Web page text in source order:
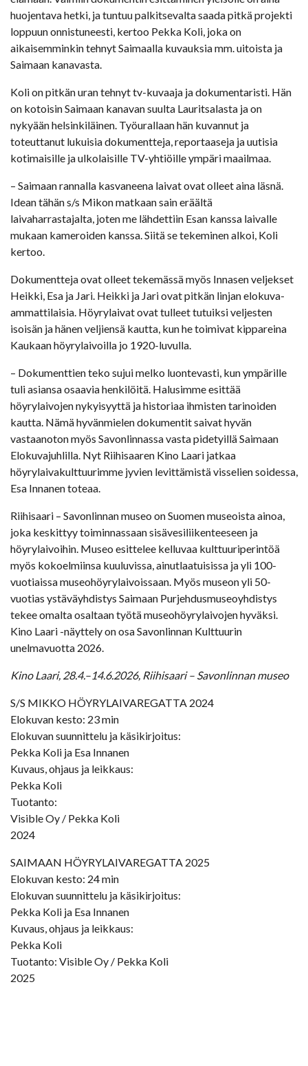
huojentava hetki, ja tuntuu palkitsevalta saada pitkä projekti
loppuun onnistuneesti, kertoo Pekka Koli, joka on
aikaisemminkin tehnyt Saimaalla kuvauksia mm. uitoista ja
Saimaan kanavasta.
Koli on pitkän uran tehnyt tv-kuvaaja ja dokumentaristi. Hän
on kotoisin Saimaan kanavan suulta Lauritsalasta ja on
nykyään helsinkiläinen. Työurallaan hän kuvannut ja
toteuttanut lukuisia dokumentteja, reportaaseja ja uutisia
kotimaisille ja ulkolaisille TV-yhtiöille ympäri maailmaa.
– Saimaan rannalla kasvaneena laivat ovat olleet aina läsnä.
Idean tähän s/s Mikon matkaan sain eräältä
laivaharrastajalta, joten me lähdettiin Esan kanssa laivalle
mukaan kameroiden kanssa. Siitä se tekeminen alkoi, Koli
kertoo.
Dokumentteja ovat olleet tekemässä myös Innasen veljekset
Heikki, Esa ja Jari. Heikki ja Jari ovat pitkän linjan elokuva-
ammattilaisia. Höyrylaivat ovat tulleet tutuiksi veljesten
isoisän ja hänen veljiensä kautta, kun he toimivat kippareina
Kaukaan höyrylaivoilla jo 1920-luvulla.
– Dokumenttien teko sujui melko luontevasti, kun ympärille
tuli asiansa osaavia henkilöitä. Halusimme esittää
höyrylaivojen nykyisyyttä ja historiaa ihmisten tarinoiden
kautta. Nämä hyvänmielen dokumentit saivat hyvän
vastaanoton myös Savonlinnassa vasta pidetyillä Saimaan
Elokuvajuhlilla. Nyt Riihisaaren Kino Laari jatkaa
höyrylaivakulttuurimme jyvien levittämistä visselien soidessa,
Esa Innanen toteaa.
Riihisaari – Savonlinnan museo on Suomen museoista ainoa,
joka keskittyy toiminnassaan sisävesiliikenteeseen ja
höyrylaivoihin. Museo esittelee kelluvaa kulttuuriperintöä
myös kokoelmiinsa kuuluvissa, ainutlaatuisissa ja yli 100-
vuotiaissa museohöyrylaivoissaan. Myös museon yli 50-
vuotias ystäväyhdistys Saimaan Purjehdusmuseoyhdistys
tekee omalta osaltaan työtä museohöyrylaivojen hyväksi.
Kino Laari -näyttely on osa Savonlinnan Kulttuurin
unelmavuotta 2026.
Kino Laari, 28.4.–14.6.2026, Riihisaari – Savonlinnan museo
S/S MIKKO HÖYRYLAIVAREGATTA 2024
Elokuvan kesto: 23 min
Elokuvan suunnittelu ja käsikirjoitus:
Pekka Koli ja Esa Innanen
Kuvaus, ohjaus ja leikkaus:
Pekka Koli
Tuotanto:
Visible Oy / Pekka Koli
2024
SAIMAAN HÖYRYLAIVAREGATTA 2025
Elokuvan kesto: 24 min
Elokuvan suunnittelu ja käsikirjoitus:
Pekka Koli ja Esa Innanen
Kuvaus, ohjaus ja leikkaus:
Pekka Koli
Tuotanto: Visible Oy / Pekka Koli
2025